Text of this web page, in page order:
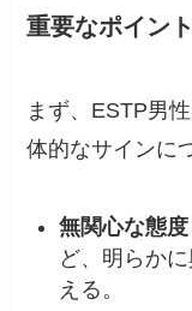
重要なポイン
まず、ESTP男
体的なサインに
無関心な態度
ど、明らか
える。